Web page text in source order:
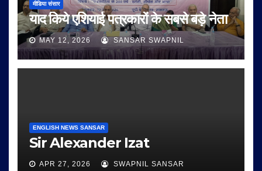
मीडिया संसार
याद किये एशियाई पत्रकारों के सबसे बड़े नेता
MAY 12, 2026 SANSAR SWAPNIL
ENGLISH NEWS SANSAR
Sir Alexander Izat
APR 27, 2026 SWAPNIL SANSAR